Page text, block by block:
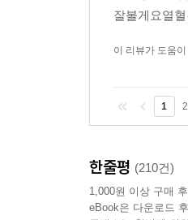
잘볼게요열
이 리뷰가 도움
1 2
한줄평 (210건)
1,000원 이상 구매
eBook은 다운로드